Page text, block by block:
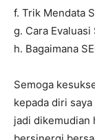
f. Trik Mendata
g. Cara
h. Bagaimana
Semoga
kepada diri
jadi dikemudian